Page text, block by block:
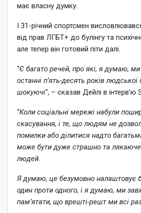
має власну думку.
І 31-річний спортсмен
від прав ЛГБТ+ до булінгу та
але тепер він готовий піти далі.
“Є багато речей, про які, я думаю,
останні п’ять-десять років людської
шокуючі“, – сказав Дейлі в інтерв’ю
“Коли соціальні мережі набули
скасування, і те, що людям не
помилки або ділитися надто
може бути дуже страшно та лякаюче
людей.
Я думаю, це безумовно налаштовує
один проти одного, і я думаю, ми
пам’ятати, що врешті-решт ми всі